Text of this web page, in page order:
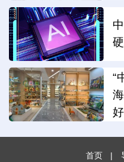
“
好
首页 |